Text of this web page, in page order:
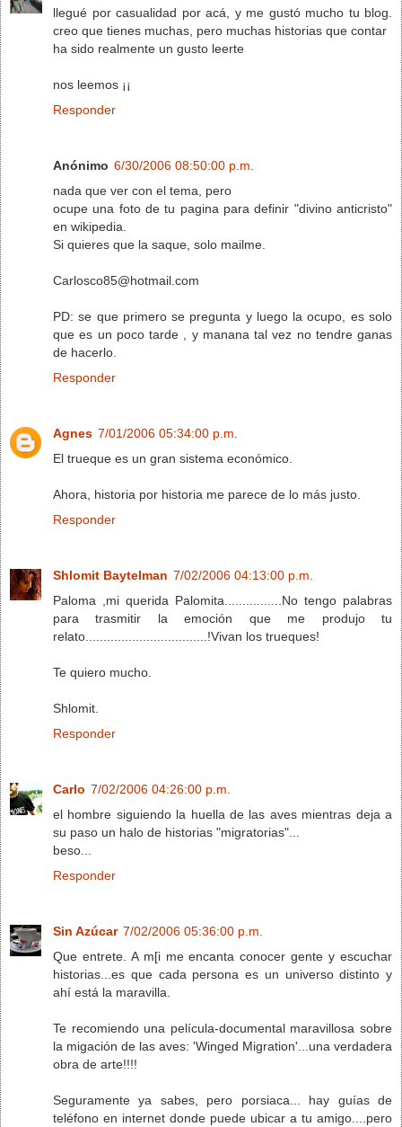
llegué por casualidad por acá, y me gustó mucho tu blog.
creo que tienes muchas, pero muchas historias que contar
ha sido realmente un gusto leerte
nos leemos ¡¡
Responder
Anónimo 6/30/2006 08:50:00 p.m.
nada que ver con el tema, pero
ocupe una foto de tu pagina para definir "divino anticristo"
en wikipedia.
Si quieres que la saque, solo mailme.
Carlosco85@hotmail.com
PD: se que primero se pregunta y luego la ocupo, es solo
que es un poco tarde , y manana tal vez no tendre ganas
de hacerlo.
Responder
Agnes 7/01/2006 05:34:00 p.m.
El trueque es un gran sistema económico.
Ahora, historia por historia me parece de lo más justo.
Responder
Shlomit Baytelman 7/02/2006 04:13:00 p.m.
Paloma ,mi querida Palomita................No tengo palabras
para trasmitir la emoción que me produjo tu
relato..................................!Vivan los trueques!
Te quiero mucho.
Shlomit.
Responder
Carlo 7/02/2006 04:26:00 p.m.
el hombre siguiendo la huella de las aves mientras deja a
su paso un halo de historias "migratorias"...
beso...
Responder
Sin Azúcar 7/02/2006 05:36:00 p.m.
Que entrete. A m[i me encanta conocer gente y escuchar
historias...es que cada persona es un universo distinto y
ahí está la maravilla.
Te recomiendo una película-documental maravillosa sobre
la migación de las aves: 'Winged Migration'...una verdadera
obra de arte!!!!
Seguramente ya sabes, pero porsiaca... hay guías de
teléfono en internet donde puede ubicar a tu amigo....pero